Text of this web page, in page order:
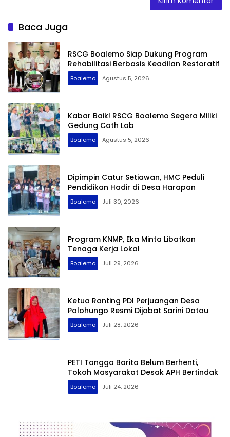
Baca Juga
RSCG Boalemo Siap Dukung Program
Rehabilitasi Berbasis Keadilan Restoratif
Boalemo Agustus 5, 2026
Kabar Baik! RSCG Boalemo Segera Miliki
Gedung Cath Lab
Boalemo Agustus 5, 2026
Dipimpin Catur Setiawan, HMC Peduli
Pendidikan Hadir di Desa Harapan
Boalemo Juli 30, 2026
Program KNMP, Eka Minta Libatkan
Tenaga Kerja Lokal
Boalemo Juli 29, 2026
Ketua Ranting PDI Perjuangan Desa
Polohungo Resmi Dijabat Sarini Datau
Boalemo Juli 28, 2026
PETI Tangga Barito Belum Berhenti,
Tokoh Masyarakat Desak APH Bertindak
Boalemo Juli 24, 2026